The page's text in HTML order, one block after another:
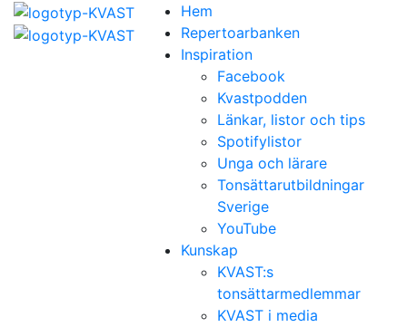
Hem
Repertoarbanken
Inspiration
Facebook
Kvastpodden
Länkar, listor och tips
Spotifylistor
Unga och lärare
Tonsättarutbildningar
Sverige
YouTube
Kunskap
KVAST:s
tonsättarmedlemmar
KVAST i media